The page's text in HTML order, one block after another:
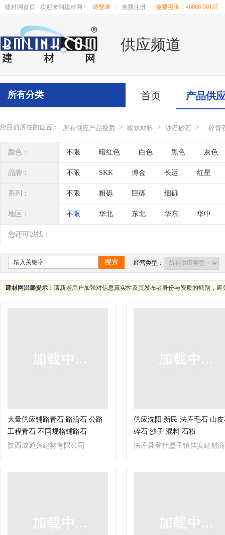
建材网首页 欢迎来到建材网 ! 请登录 免费注册 免费咨询：40088-59137
供应频道
首页 产品供
所有分类
您目前所在的位置： 所有供应产品搜索 > 砌筑材料 > 沙石砂石 > 碎青
颜色： 不限 暗红色 白色 黑色 灰色
品牌： 不限 SKK 博金 长运 红星
系列： 不限 粗砾 巨砾 细砾
地区： 不限 华北 东北 华东 华中
四川 海南 贵州 云南 西藏
您还可以找：
搜索 经营类型：
建材网温馨提示： 请新老用户加强对信息真实性及其发布者身份与资质的甄别，
大量供应铺路青石 路沿石 公路
工程青石 不同规格铺路石
陕西成通兴建材有限公司
供应沈阳 新民 法库毛石 山
碎石 沙子 混料 石粉
法库县登仕堡子镇佳安建材商
店